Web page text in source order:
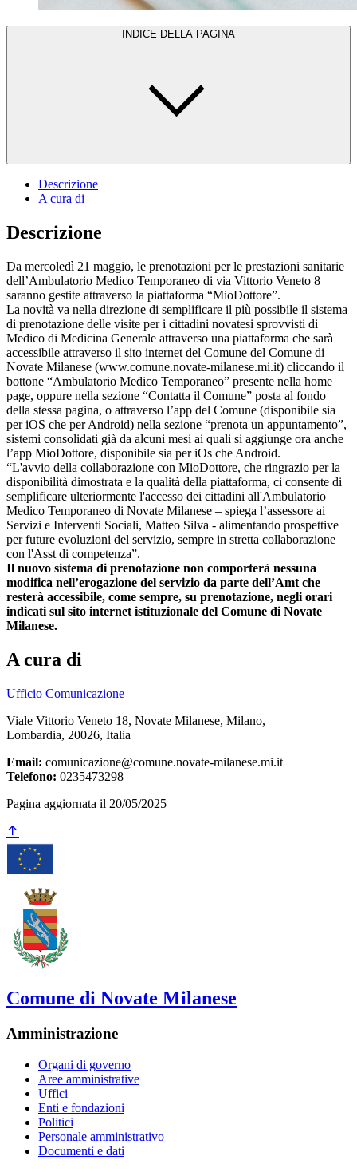
INDICE DELLA PAGINA
Descrizione
A cura di
Descrizione
Da mercoledì 21 maggio, le prenotazioni per le prestazioni sanitarie
dell’Ambulatorio Medico Temporaneo di via Vittorio Veneto 8
saranno gestite attraverso la piattaforma “MioDottore”.
La novità va nella direzione di semplificare il più possibile il sistema
di prenotazione delle visite per i cittadini novatesi sprovvisti di
Medico di Medicina Generale attraverso una piattaforma che sarà
accessibile attraverso il sito internet del Comune del Comune di
Novate Milanese (www.comune.novate-milanese.mi.it) cliccando il
bottone “Ambulatorio Medico Temporaneo” presente nella home
page, oppure nella sezione “Contatta il Comune” posta al fondo
della stessa pagina, o attraverso l’app del Comune (disponibile sia
per iOS che per Android) nella sezione “prenota un appuntamento”,
sistemi consolidati già da alcuni mesi ai quali si aggiunge ora anche
l’app MioDottore, disponibile sia per iOs che Android.
“L'avvio della collaborazione con MioDottore, che ringrazio per la
disponibilità dimostrata e la qualità della piattaforma, ci consente di
semplificare ulteriormente l'accesso dei cittadini all'Ambulatorio
Medico Temporaneo di Novate Milanese – spiega l’assessore ai
Servizi e Interventi Sociali, Matteo Silva - alimentando prospettive
per future evoluzioni del servizio, sempre in stretta collaborazione
con l'Asst di competenza”.
Il nuovo sistema di prenotazione non comporterà nessuna
modifica nell’erogazione del servizio da parte dell’Amt che
resterà accessibile, come sempre, su prenotazione, negli orari
indicati sul sito internet istituzionale del Comune di Novate
Milanese.
A cura di
Ufficio Comunicazione
Viale Vittorio Veneto 18, Novate Milanese, Milano,
Lombardia, 20026, Italia
Email: comunicazione@comune.novate-milanese.mi.it
Telefono: 0235473298
Pagina aggiornata il 20/05/2025
Comune di Novate Milanese
Amministrazione
Organi di governo
Aree amministrative
Uffici
Enti e fondazioni
Politici
Personale amministrativo
Documenti e dati